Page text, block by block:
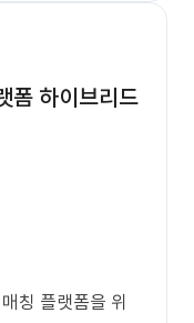
폼 하이브리드
칭 플랫폼을 위